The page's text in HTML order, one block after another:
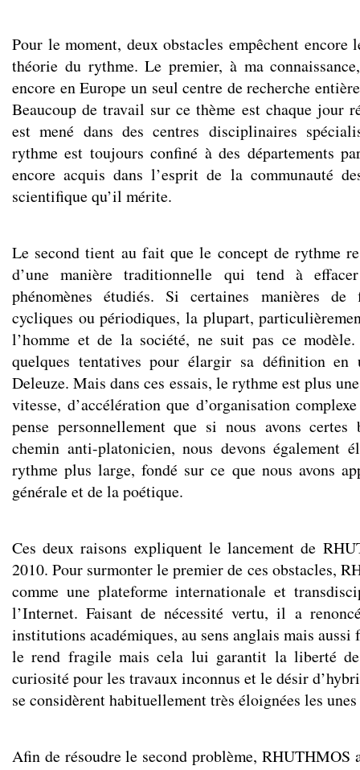
Pour le moment, deux obstacles empêchent encore
théorie du rythme. Le premier, à ma
encore en Europe un seul centre de recherche
Beaucoup de travail sur ce thème est chaque jour
est mené dans des centres disciplinaires
rythme est toujours confiné à des départements
encore acquis dans l’esprit de la communauté
scientifique qu’il mérite.
Le second tient au fait que le concept de rythme
d’une manière traditionnelle qui tend à
phénomènes étudiés. Si certaines manières
cycliques ou périodiques, la plupart,
l’homme et de la société, ne suit pas ce
quelques tentatives pour élargir sa définition
Deleuze. Mais dans ces essais, le rythme est plus
vitesse, d’accélération que d’organisation
pense personnellement que si nous avons
chemin anti-platonicien, nous devons également
rythme plus large, fondé sur ce que nous avons
générale et de la poétique.
Ces deux raisons expliquent le lancement de
2010. Pour surmonter le premier de ces obstacles,
comme une plateforme internationale et
l’Internet. Faisant de nécessité vertu, il a
institutions académiques, au sens anglais mais aussi
le rend fragile mais cela lui garantit la liberté de
curiosité pour les travaux inconnus et le désir
se considèrent habituellement très éloignées les
Afin de résoudre le second problème, RHUTHMOS